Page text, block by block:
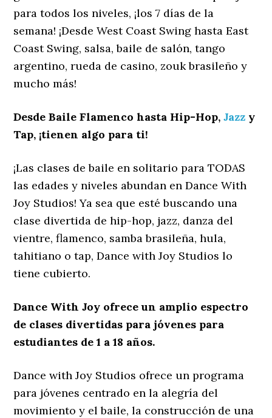
para todos los niveles, ¡los 7 días de la
semana! ¡Desde West Coast Swing hasta East
Coast Swing, salsa, baile de salón, tango
argentino, rueda de casino, zouk brasileño y
mucho más!
Desde Baile Flamenco hasta Hip-Hop,Jazz y
Tap, ¡tienen algo para ti!
¡Las clases de baile en solitario para TODAS
las edades y niveles abundan en Dance With
Joy Studios! Ya sea que esté buscando una
clase divertida de hip-hop, jazz, danza del
vientre, flamenco, samba brasileña, hula,
tahitiano o tap, Dance with Joy Studios lo
tiene cubierto.
Dance With Joy ofrece un amplio espectro
de clases divertidas para jóvenes para
estudiantes de 1 a 18 años.
Dance with Joy Studios ofrece un programa
para jóvenes centrado en la alegría del
movimiento y el baile, la construcción de una